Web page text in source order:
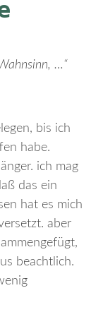
…“
bis ich
habe.
ich mag
das ein
hat es mich
aber
beachtlich.